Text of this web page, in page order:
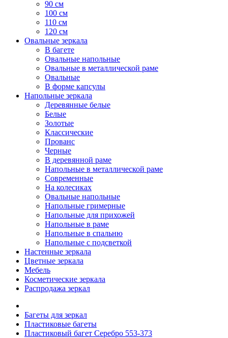
90 см
100 см
110 см
120 см
Овальные зеркала
В багете
Овальные напольные
Овальные в металлической раме
Овальные
В форме капсулы
Напольные зеркала
Деревянные белые
Белые
Золотые
Классические
Прованс
Черные
В деревянной раме
Напольные в металлической раме
Современные
На колесиках
Овальные напольные
Напольные гримерные
Напольные для прихожей
Напольные в раме
Напольные в спальню
Напольные с подсветкой
Настенные зеркала
Цветные зеркала
Мебель
Косметические зеркала
Распродажа зеркал
Багеты для зеркал
Пластиковые багеты
Пластиковый багет Серебро 553-373